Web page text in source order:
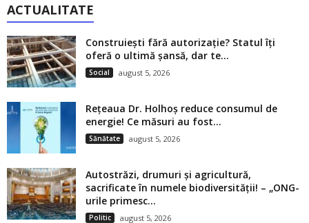
ACTUALITATE
Construiești fără autorizație? Statul îți
oferă o ultimă șansă, dar te...
Social august 5, 2026
Rețeaua Dr. Holhoș reduce consumul de
energie! Ce măsuri au fost...
Sănătate august 5, 2026
Autostrăzi, drumuri și agricultură,
sacrificate în numele biodiversității! – „ONG-
urile primesc...
Politic august 5, 2026